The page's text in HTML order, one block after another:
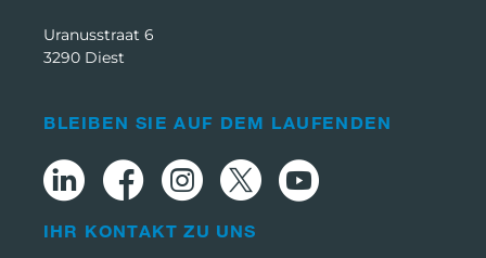
Uranusstraat 6
3290 Diest
BLEIBEN SIE AUF DEM LAUFENDEN
IHR KONTAKT ZU UNS